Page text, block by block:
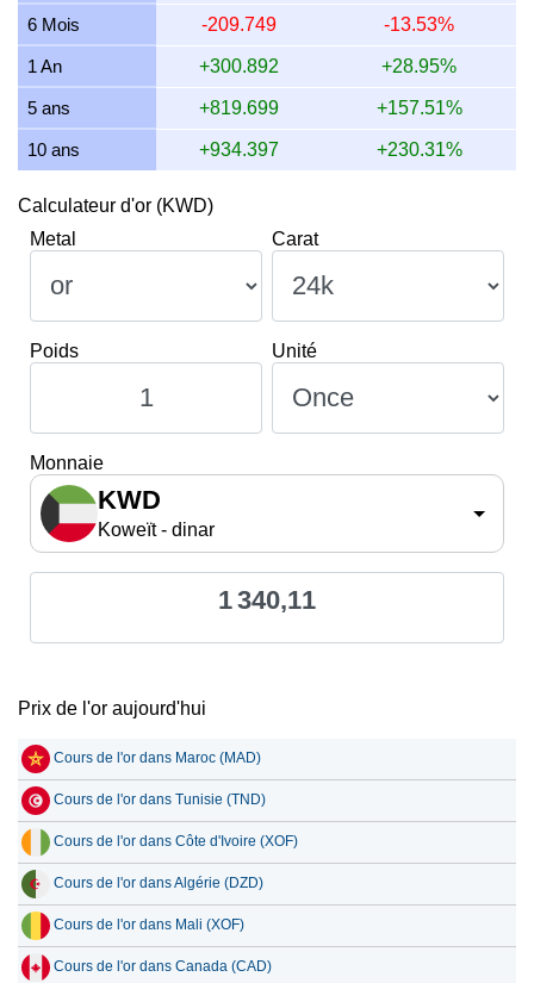
12 juillet 2026 1,278.362 35.962 37.647 41.099
11 juillet 2026 1,274.292 35.847 37.527 40.968
6 Mois -209.749 -13.53%
1 An +300.892 +28.95%
5 ans +819.699 +157.51%
10 ans +934.397 +230.31%
Calculateur d'or (KWD)
Metal
Carat
Poids Unité
Monnaie
KWD
Koweït - dinar
1 340,11
Prix de l'or aujourd'hui
Cours de l'or dans Maroc (MAD)
Cours de l'or dans Tunisie (TND)
Cours de l'or dans Côte d'Ivoire (XOF)
Cours de l'or dans Algérie (DZD)
Cours de l'or dans Mali (XOF)
Cours de l'or dans Canada (CAD)